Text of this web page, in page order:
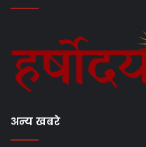
अन्य खबरे